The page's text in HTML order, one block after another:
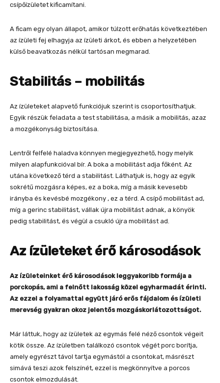
csípőízületet kificamítani.
A ficam egy olyan állapot, amikor túlzott erőhatás következtében
az ízületi fej elhagyja az ízületi árkot, és ebben a helyzetében
külső beavatkozás nélkül tartósan megmarad.
Stabilitás – mobilitás
Az ízületeket alapvető funkciójuk szerint is csoportosíthatjuk.
Egyik részük feladata a test stabilitása, a másik a mobilitás, azaz
a mozgékonyság biztosítása.
Lentről felfelé haladva könnyen megjegyezhető, hogy melyik
milyen alapfunkcióval bír. A boka a mobilitást adja főként. Az
utána következő térd a stabilitást. Láthatjuk is, hogy az egyik
sokrétű mozgásra képes, ez a boka, míg a másik kevesebb
irányba és kevésbé mozgékony , ez a térd. A csípő mobilitást ad,
míg a gerinc stabilitást, vállak újra mobilitást adnak, a könyök
pedig stabilitást, és végül a csukló újra mobilitást ad.
Az ízületeket érő károsodások
Az ízületeinket érő károsodások leggyakoribb formája a
porckopás, ami a felnőtt lakosság közel egyharmadát érinti.
Az ezzel a folyamattal együtt járó erős fájdalom és ízületi
merevség gyakran okoz jelentős mozgáskorlátozottságot.
Már láttuk, hogy az ízületek az egymás felé néző csontok végeit
kötik össze. Az ízületben találkozó csontok végét porc borítja,
amely egyrészt távol tartja egymástól a csontokat, másrészt
simává teszi azok felszínét, ezzel is megkönnyítve a porcos
csontok elmozdulását.